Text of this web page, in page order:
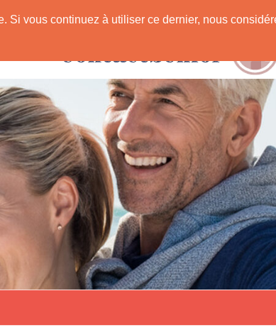
vous continuez à utiliser ce dernier, nous